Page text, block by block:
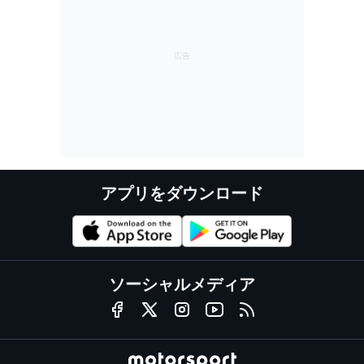
アプリをダウンロード
ソーシャルメディア